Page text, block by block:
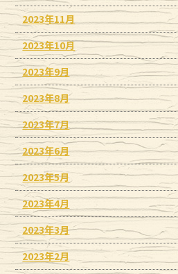
2023年11月
2023年10月
2023年9月
2023年8月
2023年7月
2023年6月
2023年5月
2023年4月
2023年3月
2023年2月